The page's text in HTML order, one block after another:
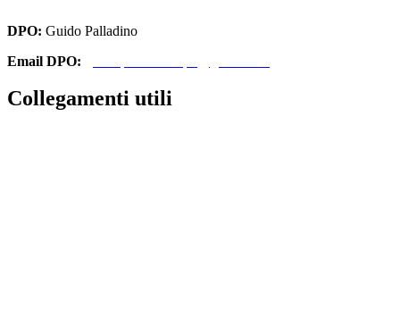
DPO: Guido Palladino
Email DPO:
Collegamenti utili